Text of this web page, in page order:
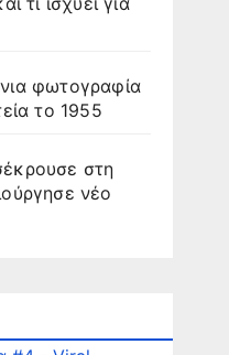
φωτογραφία
το 1955
στη
νέο